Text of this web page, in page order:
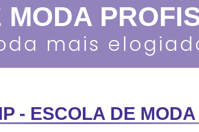
MODA
da mais e logiad
- ESCOLA DE